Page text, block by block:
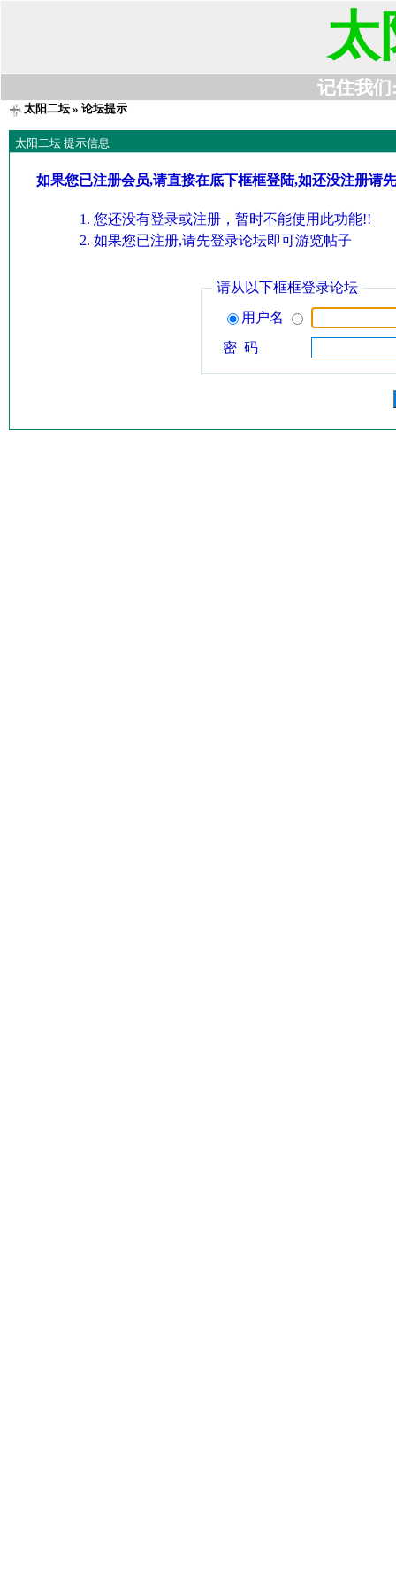
太
记住我们
太阳二坛» 论坛提示
太阳二坛 提示信息
如果您已注册会员,请直接在底下框框登陆,如还没注册请
您还没有登录或注册，暂时不能使用此功能!!
如果您已注册,请先登录论坛即可游览帖子
请从以下框框登录论坛
用户名
密 码